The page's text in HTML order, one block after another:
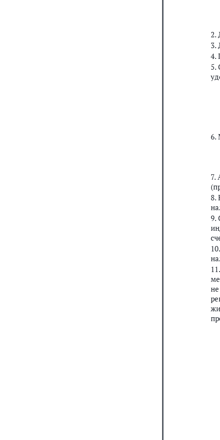
2.
3.
4.
5.
6.
7.
8.
9.